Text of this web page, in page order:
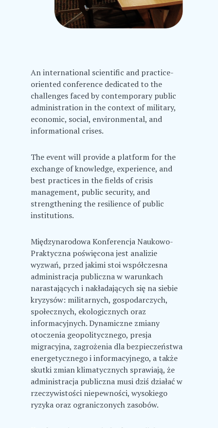
An international scientific and practice-
oriented conference dedicated to the
challenges faced by contemporary public
administration in the context of military,
economic, social, environmental, and
informational crises.
The event will provide a platform for the
exchange of knowledge, experience, and
best practices in the fields of crisis
management, public security, and
strengthening the resilience of public
institutions.
Międzynarodowa Konferencja Naukowo-
Praktyczna poświęcona jest analizie
wyzwań, przed jakimi stoi współczesna
administracja publiczna w warunkach
narastających i nakładających się na siebie
kryzysów: militarnych, gospodarczych,
społecznych, ekologicznych oraz
informacyjnych. Dynamiczne zmiany
otoczenia geopolitycznego, presja
migracyjna, zagrożenia dla bezpieczeństwa
energetycznego i informacyjnego, a także
skutki zmian klimatycznych sprawiają, że
administracja publiczna musi dziś działać w
rzeczywistości niepewności, wysokiego
ryzyka oraz ograniczonych zasobów.